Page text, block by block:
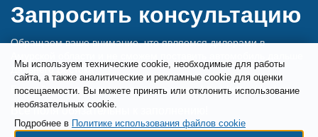
Запросить консультацию
Обращаем ваше внимание, что являемся дилерами в
Дальнего Востока
Ближайших к вам дилеров ищите здесь:https://stt.ru/dealers
Все поля обязательны к заполнению!
Мы используем технические cookie, необходимые для работы
сайта, а также аналитические и рекламные cookie для оценки
посещаемости. Вы можете принять или отклонить использование
необязательных cookie.
Подробнее в Политике использования файлов cookie